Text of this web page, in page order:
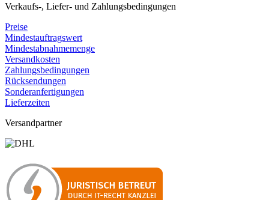
Verkaufs-, Liefer- und Zahlungsbedingungen
Preise
Mindestauftragswert
Mindestabnahmemenge
Versandkosten
Zahlungsbedingungen
Rücksendungen
Sonderanfertigungen
Lieferzeiten
Versandpartner